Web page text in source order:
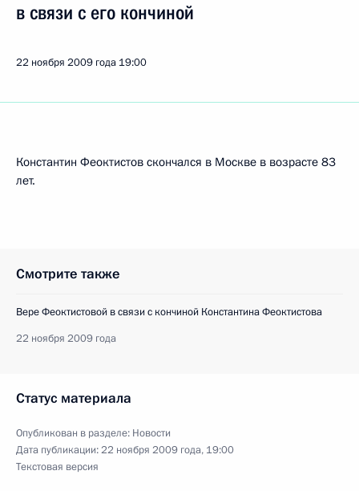
в связи с его кончиной
22 ноября 2009 года 19:00
Константин Феоктистов скончался в Москве в возрасте 83
лет.
Смотрите также
Вере Феоктистовой в связи с кончиной Константина Феоктистова
22 ноября 2009 года
Статус материала
Опубликован в разделе: Новости
Дата публикации:22 ноября 2009 года, 19:00
Текстовая версия